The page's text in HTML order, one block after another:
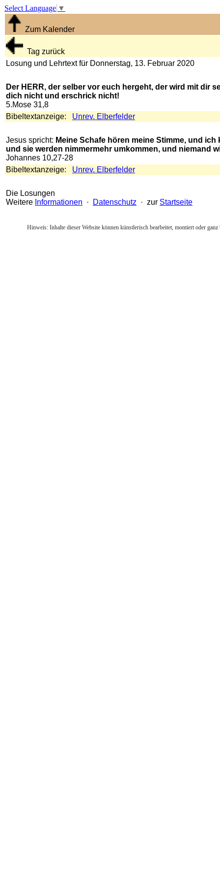
Select Language ▼
Zum Kalender
Tag zurück
Losung und Lehrtext für Donnerstag, 13. Februar 2020
Der HERR, der selber vor euch hergeht, der wird mit dir
dich nicht und erschrick nicht!
5.Mose 31,8
Bibeltextanzeige: Unrev. Elberfelder
Jesus spricht: Meine Schafe hören meine Stimme, und
und sie werden nimmermehr umkommen, und niemand
Johannes 10,27-28
Bibeltextanzeige: Unrev. Elberfelder
Die Losungen
Weitere Informationen · Datenschutz · zur Startseite
Hinweis: Inhalte dieser Website können künstlerisch bearbeitet, montiert oder